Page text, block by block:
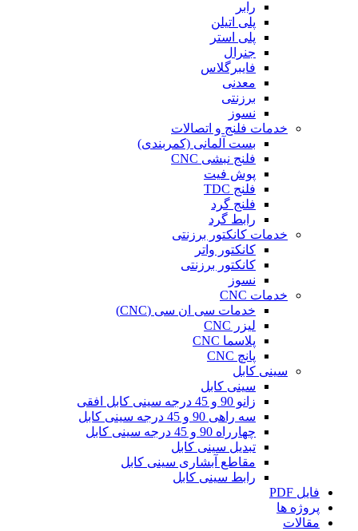
رابر
پلی اتیلن
پلی استر
جنرال
فایبرگلاس
معدنی
برزنتی
نسوز
خدمات فلنج و اتصالات
بست آلمانی (کمربندی)
فلنج نبشی CNC
پوش فیت
فلنج TDC
فلنج گرد
رابط گرد
خدمات کانکتور برزنتی
کانکتور واتر
کانکتور برزنتی
نسوز
خدمات CNC
خدمات سی ان سی (CNC)
لیزر CNC
پلاسما CNC
پانچ CNC
سینی کابل
سینی کابل
زانو 90 و 45 درجه سینی کابل افقی
سه راهی 90 و 45 درجه سینی کابل
چهارراه 90 و 45 درجه سینی کابل
تبدیل سینی کابل
مقاطع آبشاری سینی کابل
رابط سینی کابل
فایل PDF
پروژه ها
مقالات